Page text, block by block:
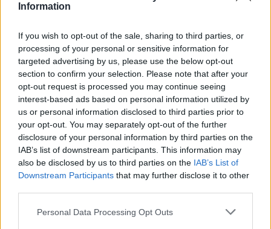
Information
If you wish to opt-out of the sale, sharing to third parties, or
processing of your personal or sensitive information for
targeted advertising by us, please use the below opt-out
section to confirm your selection. Please note that after your
opt-out request is processed you may continue seeing
interest-based ads based on personal information utilized by
us or personal information disclosed to third parties prior to
your opt-out. You may separately opt-out of the further
disclosure of your personal information by third parties on the
IAB’s list of downstream participants. This information may
also be disclosed by us to third parties on the IAB’s List of
Downstream Participants that may further disclose it to other
Personal Data Processing Opt Outs
Acqui Terme
Regione:Piemonte